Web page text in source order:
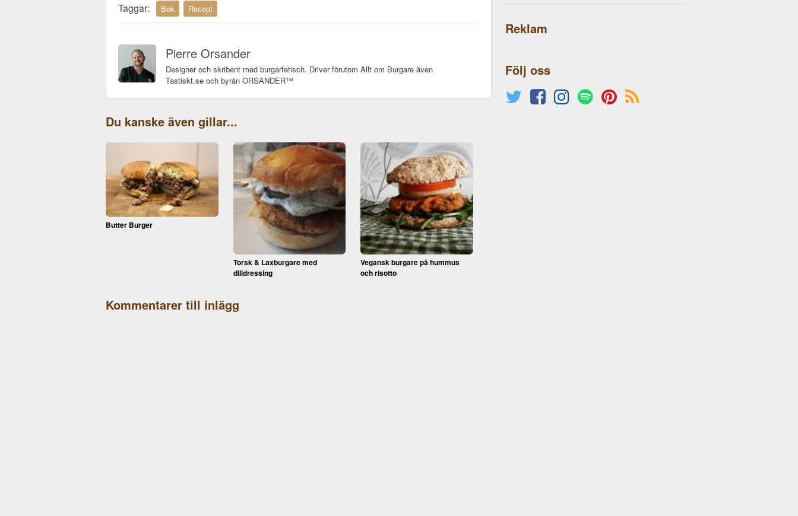
Taggar: Bok Recept
Pierre Orsander
Designer och skribent med burgarfetisch. Driver förutom Allt om Burgare även
Tastiskt.se och byrån ORSANDER™
Du kanske även gillar...
Butter Burger
Torsk & Laxburgare med
dilldressing
Vegansk burgare på hummus
och risotto
Kommentarer till inlägg
Reklam
Följ oss